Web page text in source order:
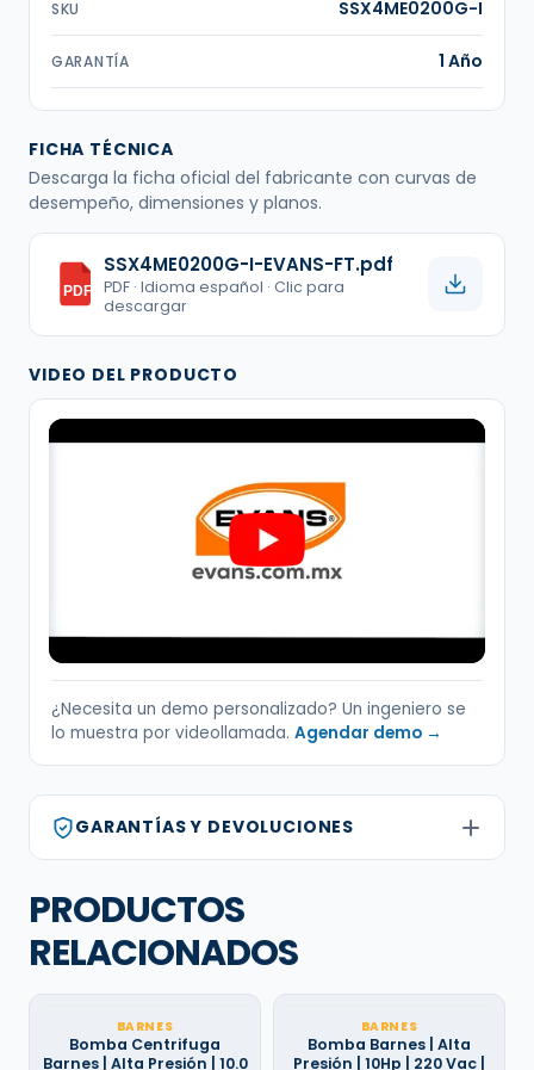
SKU SSX4ME0200G-I
GARANTÍA 1 Año
FICHA TÉCNICA
Descarga la ficha oficial del fabricante con curvas de
desempeño, dimensiones y planos.
PDF
SSX4ME0200G-I-EVANS-FT.pdf
PDF · Idioma español · Clic para
descargar
VIDEO DEL PRODUCTO
¿Necesita un demo personalizado? Un ingeniero se
lo muestra por videollamada. Agendar demo →
GARANTÍAS Y DEVOLUCIONES
PRODUCTOS
RELACIONADOS
BARNES
Bomba Centrifuga
Barnes | Alta Presión | 10.0
BARNES
Bomba Barnes | Alta
Presión | 10Hp | 220 Vac |